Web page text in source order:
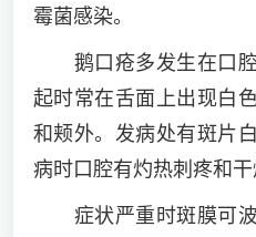
霉菌感染。
鹅口疮多发生在口腔
起时常在舌面上出现白
和颊外。发病处有斑片
病时口腔有灼热刺疼和干
症状严重时斑膜可波